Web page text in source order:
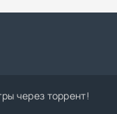
через торрент!